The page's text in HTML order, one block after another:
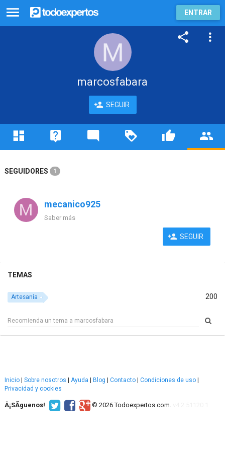
ENTRAR
marcosfabara
SEGUIR
SEGUIDORES 1
mecanico925
Saber más
SEGUIR
TEMAS
200
Artesanía
Inicio Sobre nosotros Ayuda Blog Contacto Condiciones de uso
Privacidad y cookies
Â¡SÃ­guenos! © 2026 Todoexpertos.com.